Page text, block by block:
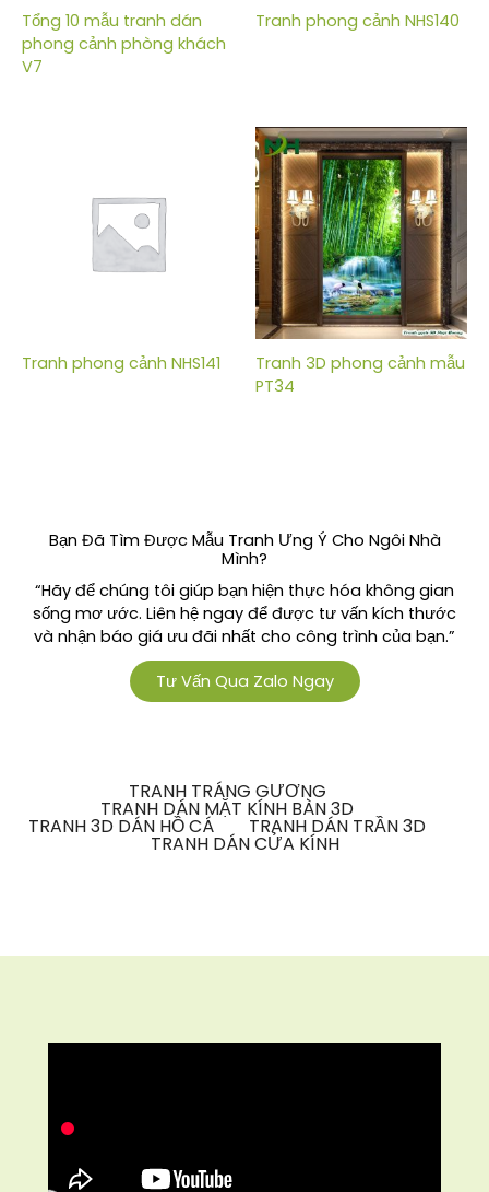
Tổng 10 mẫu tranh dán
phong cảnh phòng khách
V7
Tranh phong cảnh NHS140
Tranh phong cảnh NHS141
Tranh 3D phong cảnh mẫu
PT34
Bạn Đã Tìm Được Mẫu Tranh Ưng Ý Cho Ngôi Nhà
Mình?
“Hãy để chúng tôi giúp bạn hiện thực hóa không gian
sống mơ ước. Liên hệ ngay để được tư vấn kích thước
và nhận báo giá ưu đãi nhất cho công trình của bạn.”
Tư Vấn Qua Zalo Ngay
TRANH TRÁNG GƯƠNG
TRANH DÁN MẶT KÍNH BÀN 3D
TRANH 3D DÁN HỒ CÁ TRANH DÁN TRẦN 3D
TRANH DÁN CỬA KÍNH